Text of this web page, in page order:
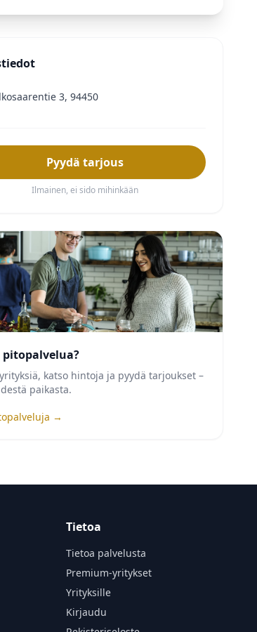
3, 94450
Pyydä tarjous
Ilmainen, ei sido mihinkään
pitopalvelua?
katso hintoja ja pyydä tarjoukset –
paikasta.
→
Tietoa
Tietoa palvelusta
Premium-yritykset
Yrityksille
Kirjaudu